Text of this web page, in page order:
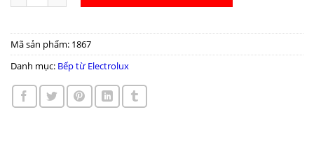
Mã sản phẩm: 1867
Danh mục: Bếp từ Electrolux